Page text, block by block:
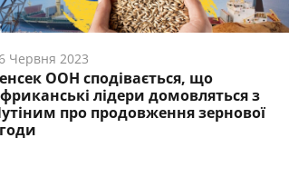
Червня 2023
ООН сподівається, що
лідери домовляться з
про продовження зернової